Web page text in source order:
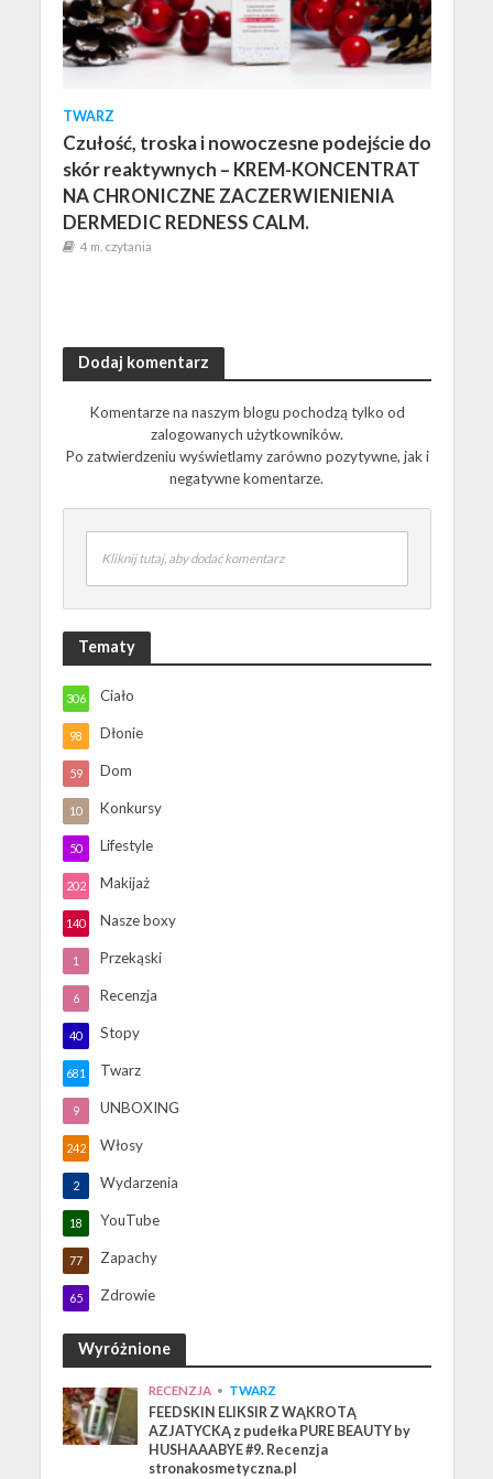
TWARZ
Czułość, troska i nowoczesne podejście do
skór reaktywnych – KREM-KONCENTRAT
NA CHRONICZNE ZACZERWIENIENIA
DERMEDIC REDNESS CALM.
4 m. czytania
Dodaj komentarz
Komentarze na naszym blogu pochodzą tylko od
zalogowanych użytkowników.
Po zatwierdzeniu wyświetlamy zarówno pozytywne, jak i
negatywne komentarze.
Kliknij tutaj, aby dodać komentarz
Tematy
Ciało
306
Dłonie
98
Dom
59
Konkursy
10
Lifestyle
50
Makijaż
202
Nasze boxy
140
Przekąski
1
Recenzja
6
Stopy
40
Twarz
681
UNBOXING
9
Włosy
242
Wydarzenia
2
YouTube
18
Zapachy
77
Zdrowie
65
Wyróżnione
RECENZJA • TWARZ
FEEDSKIN ELIKSIR Z WĄKROTĄ
AZJATYCKĄ z pudełka PURE BEAUTY by
HUSHAAABYE #9. Recenzja
stronakosmetyczna.pl